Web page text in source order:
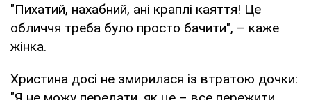
"Пихатий, нахабний, ані краплі каяття! Це
обличчя треба було просто бачити", – каже
жінка.
Христина досі не змирилася із втратою дочки: